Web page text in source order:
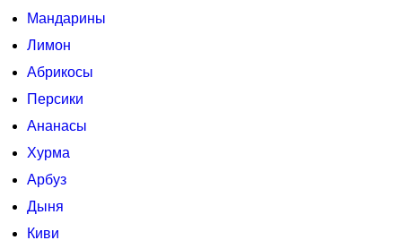
Мандарины
Лимон
Абрикосы
Персики
Ананасы
Хурма
Арбуз
Дыня
Киви